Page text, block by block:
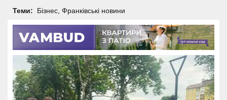
Теми: Бізнес, Франківські новини